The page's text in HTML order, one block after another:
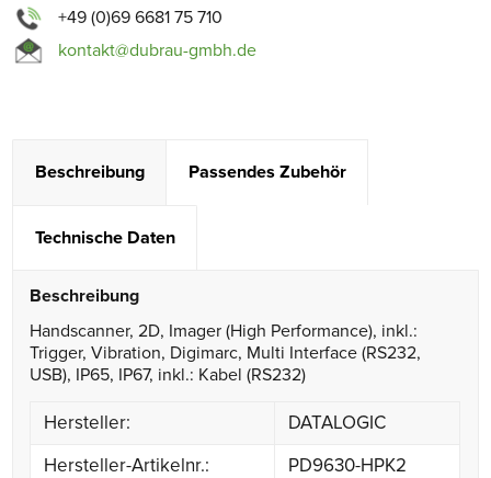
+49 (0)69 6681 75 710
kontakt@dubrau-gmbh.de
Beschreibung Passendes Zubehör
Technische Daten
Beschreibung
Handscanner, 2D, Imager (High Performance), inkl.:
Trigger, Vibration, Digimarc, Multi Interface (RS232,
USB), IP65, IP67, inkl.: Kabel (RS232)
Hersteller:
DATALOGIC
Hersteller-Artikelnr.:
PD9630-HPK2